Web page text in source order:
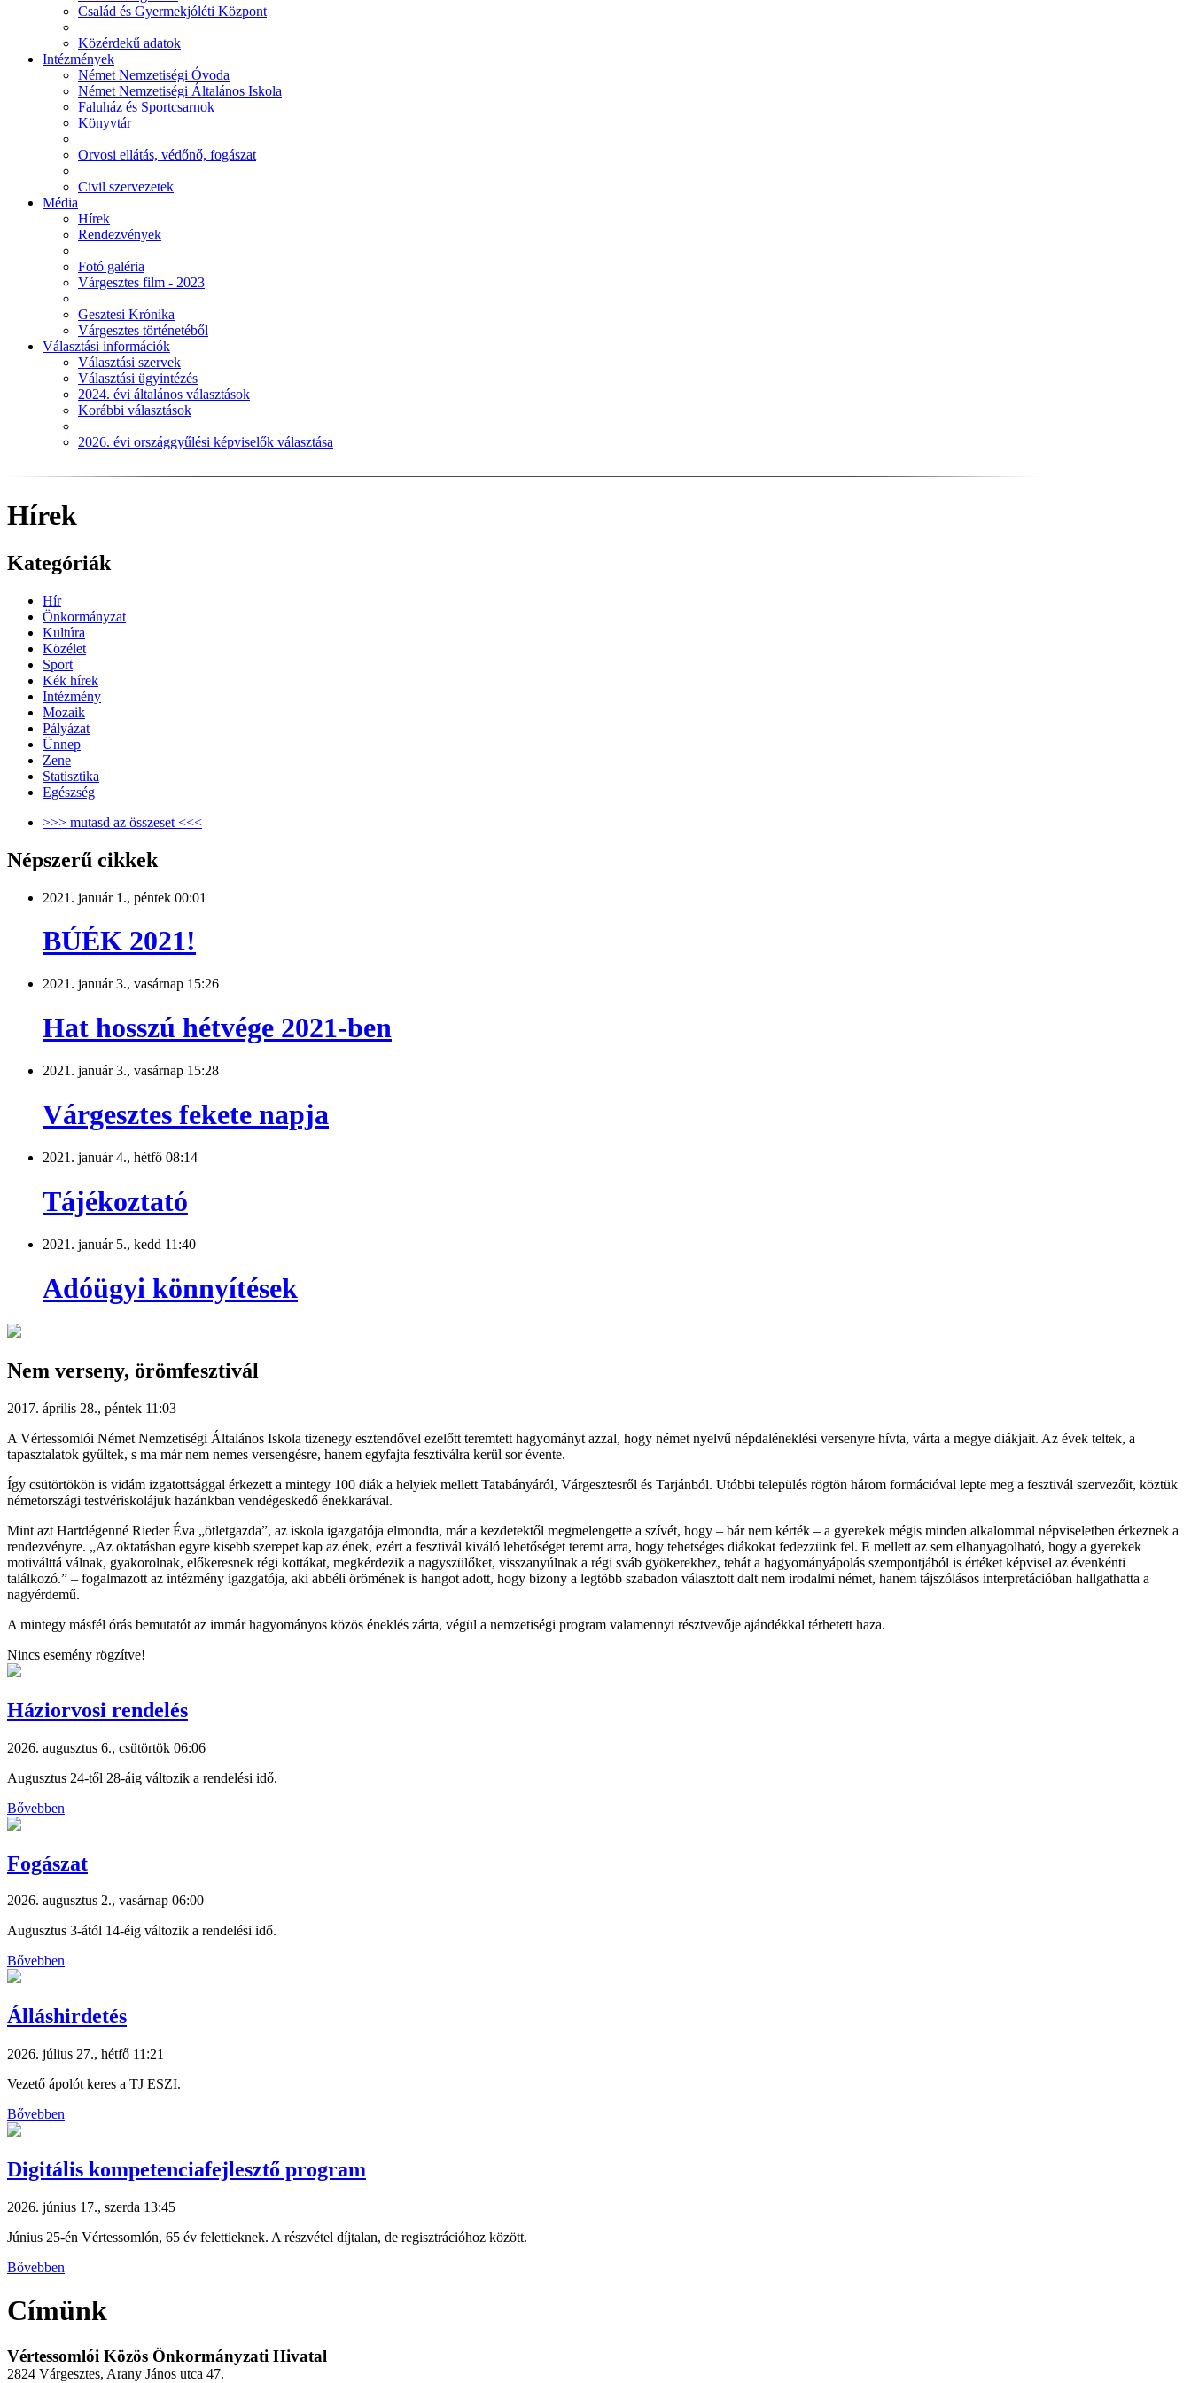
Család és Gyermekjóléti Központ
Közérdekű adatok
Intézmények
Német Nemzetiségi Óvoda
Német Nemzetiségi Általános Iskola
Faluház és Sportcsarnok
Könyvtár
Orvosi ellátás, védőnő, fogászat
Civil szervezetek
Média
Hírek
Rendezvények
Fotó galéria
Várgesztes film - 2023
Gesztesi Krónika
Várgesztes történetéből
Választási információk
Választási szervek
Választási ügyintézés
2024. évi általános választások
Korábbi választások
2026. évi országgyűlési képviselők választása
Hírek
Kategóriák
Hír
Önkormányzat
Kultúra
Közélet
Sport
Kék hírek
Intézmény
Mozaik
Pályázat
Ünnep
Zene
Statisztika
Egészség
>>> mutasd az összeset <<<
Népszerű cikkek
2021. január 1., péntek 00:01
BÚÉK 2021!
2021. január 3., vasárnap 15:26
Hat hosszú hétvége 2021-ben
2021. január 3., vasárnap 15:28
Várgesztes fekete napja
2021. január 4., hétfő 08:14
Tájékoztató
2021. január 5., kedd 11:40
Adóügyi könnyítések
Nem verseny, örömfesztivál
2017. április 28., péntek 11:03
A Vértessomlói Német Nemzetiségi Általános Iskola tizenegy esztendővel ezelőtt teremtett hagyományt azzal, hogy német nyelvű népdaléneklési versenyre hívta, várta a megye diákjait. Az évek teltek, a
tapasztalatok gyűltek, s ma már nem nemes versengésre, hanem egyfajta fesztiválra kerül sor évente.
Így csütörtökön is vidám izgatottsággal érkezett a mintegy 100 diák a helyiek mellett Tatabányáról, Várgesztesről és Tarjánból. Utóbbi település rögtön három formációval lepte meg a fesztivál szervezőit, köztük
németországi testvériskolájuk hazánkban vendégeskedő énekkarával.
Mint azt Hartdégenné Rieder Éva „ötletgazda”, az iskola igazgatója elmondta, már a kezdetektől megmelengette a szívét, hogy – bár nem kérték – a gyerekek mégis minden alkalommal népviseletben érkeznek a
rendezvényre. „Az oktatásban egyre kisebb szerepet kap az ének, ezért a fesztivál kiváló lehetőséget teremt arra, hogy tehetséges diákokat fedezzünk fel. E mellett az sem elhanyagolható, hogy a gyerekek
motiválttá válnak, gyakorolnak, előkeresnek régi kottákat, megkérdezik a nagyszülőket, visszanyúlnak a régi sváb gyökerekhez, tehát a hagyományápolás szempontjából is értéket képvisel az évenkénti
találkozó.” – fogalmazott az intézmény igazgatója, aki abbéli örömének is hangot adott, hogy bizony a legtöbb szabadon választott dalt nem irodalmi német, hanem tájszólásos interpretációban hallgathatta a
nagyérdemű.
A mintegy másfél órás bemutatót az immár hagyományos közös éneklés zárta, végül a nemzetiségi program valamennyi résztvevője ajándékkal térhetett haza.
Nincs esemény rögzítve!
Háziorvosi rendelés
2026. augusztus 6., csütörtök 06:06
Augusztus 24-től 28-áig változik a rendelési idő.
Bővebben
Fogászat
2026. augusztus 2., vasárnap 06:00
Augusztus 3-ától 14-éig változik a rendelési idő.
Bővebben
Álláshirdetés
2026. július 27., hétfő 11:21
Vezető ápolót keres a TJ ESZI.
Bővebben
Digitális kompetenciafejlesztő program
2026. június 17., szerda 13:45
Június 25-én Vértessomlón, 65 év felettieknek. A részvétel díjtalan, de regisztrációhoz között.
Bővebben
Címünk
Vértessomlói Közös Önkormányzati Hivatal
2824 Várgesztes, Arany János utca 47.